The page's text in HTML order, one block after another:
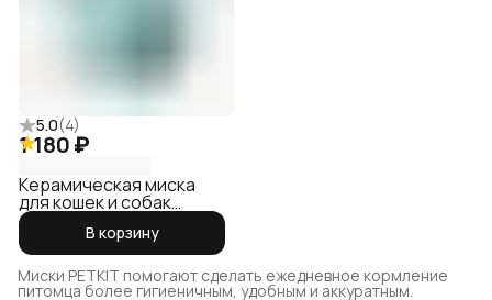
5.0(4)
1 180 ₽
Керамическая миска
для кошек и собак
PETKIT
В корзину
Миски PETKIT помогают сделать ежедневное кормление
питомца более гигиеничным, удобным и аккуратным.